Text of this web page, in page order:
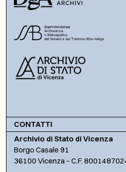
CONTATTI
Archivio di Stato di Vicenza
Borgo Casale 91
36100 Vicenza – C.F.